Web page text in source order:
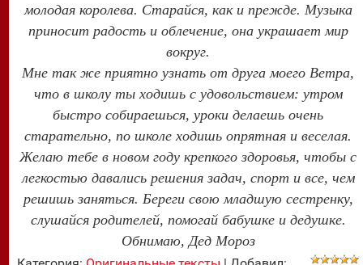
молодая королева. Старайся, как и прежде. Музыка
приносит радость и облечение, она украшает мир
вокруг.
Мне так же приятно узнать от друга моего Ветра,
что в школу ты ходишь с удовольствием: утром
быстро собираешься, уроки делаешь очень
старательно, по школе ходишь опрятная и веселая.
Желаю тебе в новом году крепкого здоровья, чтобы с
легкостью давались решения задач, спорт и все, чем
решишь заняться. Береги свою младшую сестренку,
слушайся родителей, помогай бабушке и дедушке.
Обнимаю, Дед Мороз